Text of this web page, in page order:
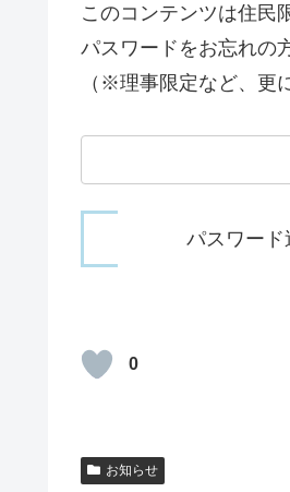
このコンテンツは住民
パスワードをお忘れの
（※理事限定など、更
0
お知らせ